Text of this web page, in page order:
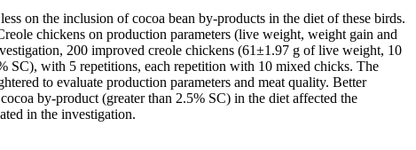
on the inclusion of cocoa bean by-products in the diet of these birds.
chickens on production parameters (live weight, weight gain and
200 improved creole chickens (61±1.97 g of live weight, 10
SC), with 5 repetitions, each repetition with 10 mixed chicks. The
to evaluate production parameters and meat quality. Better
by-product (greater than 2.5% SC) in the diet affected the
in the investigation.